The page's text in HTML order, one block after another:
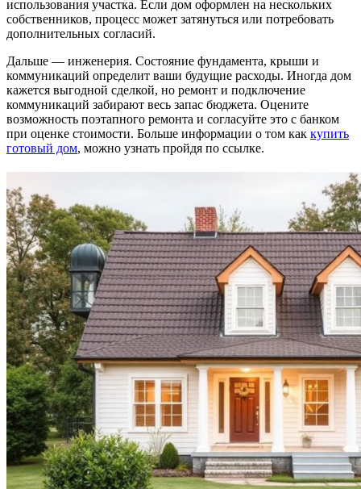
использования участка. Если дом оформлен на нескольких
собственников, процесс может затянуться или потребовать
дополнительных согласий.
Дальше — инженерия. Состояние фундамента, крыши и
коммуникаций определит ваши будущие расходы. Иногда дом
кажется выгодной сделкой, но ремонт и подключение
коммуникаций забирают весь запас бюджета. Оцените
возможность поэтапного ремонта и согласуйте это с банком
при оценке стоимости. Больше информации о том как купить
готовый дом, можно узнать пройдя по ссылке.